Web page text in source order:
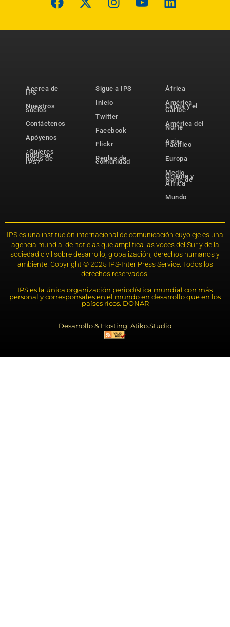
Acerca de
IPS
Nuestros
socios
Contáctenos
Apóyenos
¿Quieres
publicar
notas de
IPS?
Sigue a IPS
Inicio
Twitter
Facebook
Flickr
Reglas de
comunidad
África
América
Latina y el
Caribe
América del
Norte
Asia-
Pacífico
Europa
Medio
Oriente y
Norte de
África
Mundo
IPS es una institución internacional de comunicación cuyo eje es una
agencia mundial de noticias que amplifica las voces del Sur y de la
sociedad civil sobre desarrollo, globalización, derechos humanos y
ambiente. Copyright © 2025 IPS-Inter Press Service. Todos los
derechos reservados.
IPS es la única organización periodística mundial con más
personal y corresponsales en el mundo en desarrollo que en los
países ricos. DONAR
Desarrollo & Hosting: Atiko.Studio